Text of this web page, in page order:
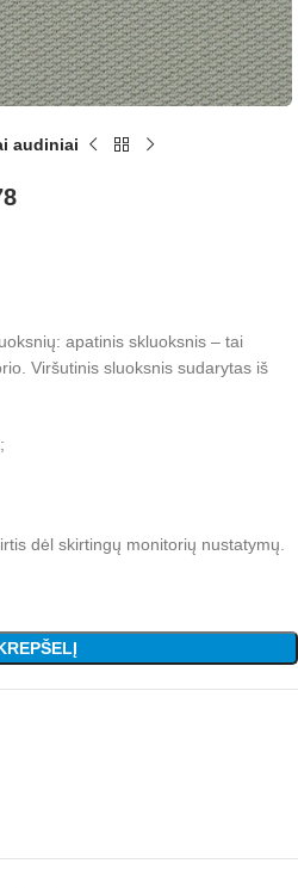
ekrane
audiniai
apatinis skluoksnis – tai
Viršutinis sluoksnis sudarytas iš
dėl skirtingų monitorių nustatymų.